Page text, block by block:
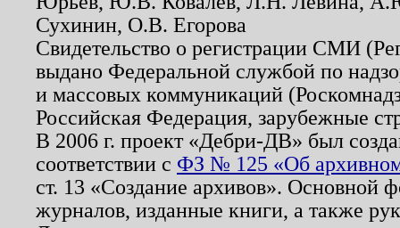
Сухинин, О.В. Егорова
Свидетельство о регистрации СМИ
выдано Федеральной службой по
и массовых коммуникаций
Российская Федерация, зарубежные
В 2006 г. проект «Дебри-ДВ» был
соответствии с ФЗ № 125 «Об
ст. 13 «Создание архивов». Основной
журналов, изданные книги, а также